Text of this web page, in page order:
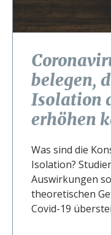
belegen,
Isolation
erhöhen
Was sind die
Isolation?
Auswirkungen
theoretischen
Covid-19